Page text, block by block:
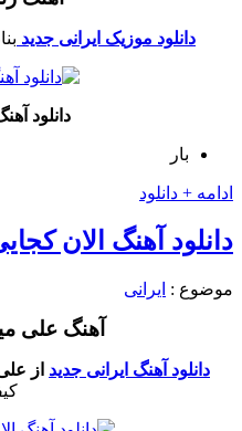
دانلود موزیک ایرانی جدید
دانلود
بار
ادامه + دانلود
دانلود آهنگ الان
موضوع : ایرانی
آهنگ علی
دانلود آهنگ ایرانی جدید از